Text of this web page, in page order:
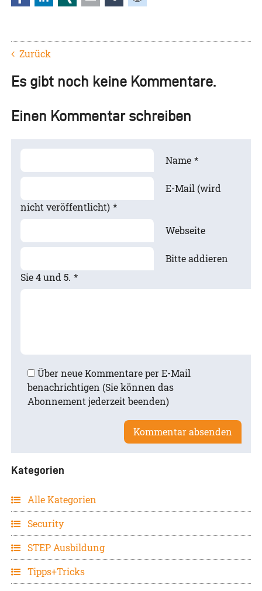
Zurück
Es gibt noch keine Kommentare.
Einen Kommentar schreiben
Name *
E-Mail (wird
nicht veröffentlicht) *
Webseite
Bitte addieren
Sie 4 und 5. *
Über neue Kommentare per E-Mail
benachrichtigen (Sie können das
Abonnement jederzeit beenden)
Kategorien
Alle Kategorien
Security
STEP Ausbildung
Tipps+Tricks